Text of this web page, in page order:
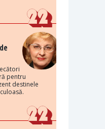
pentru
destinele